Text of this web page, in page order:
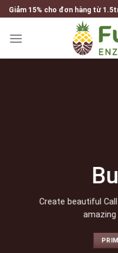
Skip
to
content
Giảm 15% cho đơn hàng từ
Create beautiful